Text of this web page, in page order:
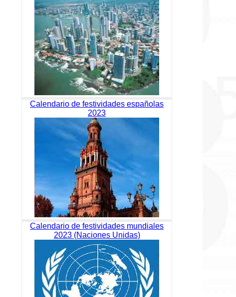
Calendario de festividades españolas
2023
Calendario de festividades mundiales
2023 (Naciones Unidas)